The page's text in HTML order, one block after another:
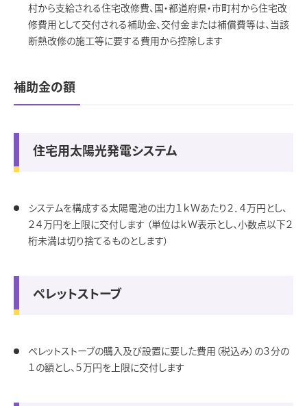
村から支給される住宅改修費、国・都道府県・市町村から住宅改
修費用として交付される補助金、交付金または補償費等は、当該
断熱改修の施工等に要する費用から控除します
補助金の額
住宅用太陽光発電システム
システムを構成する太陽電池の出力１ｋＷあたり２．４万円とし、
２４万円を上限に交付します （単位はｋＷ表示とし、小数点以下２
桁未満は切り捨てるものとします）
ペレットストーブ
ペレットストーブの購入及び設置に要した費用（税込み）の３分の
１の額とし、５万円を上限に交付します